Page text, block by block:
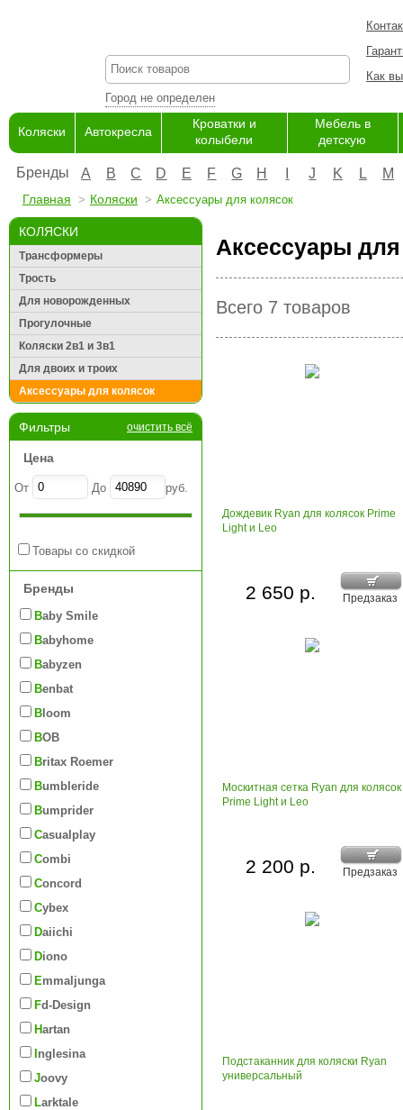
Город не определен
Как
Коляски Автокресла
Кроватки и
колыбели
Мебель в
детскую
Бренды A B C D E F G H J K L M
Главная Коляски Аксессуары для колясок
КОЛЯСКИ
Трансформеры
Трость
Для новорожденных
Прогулочные
Коляски 2в1 и 3в1
Для двоих и троих
Аксессуары для колясок
Фильтры очистить всё
Цена
От До руб.
Товары со скидкой
Бренды
Baby Smile
Babyhome
Babyzen
Benbat
Bloom
BOB
Britax Roemer
Bumbleride
Bumprider
Casualplay
Combi
Concord
Cybex
Daiichi
Diono
Emmaljunga
Fd-Design
Hartan
Inglesina
Joovy
Larktale
Аксессуары для
Всего 7 товаров
Дождевик Ryan для колясок Prime
Light и Leo
Предзаказ
2 650 р.
Москитная сетка Ryan для колясок
Prime Light и Leo
Предзаказ
2 200 р.
Подстаканник для коляски Ryan
универсальный